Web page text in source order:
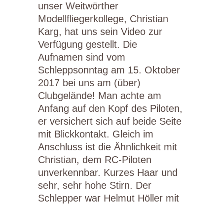
unser Weitwörther
Modellfliegerkollege, Christian
Karg, hat uns sein Video zur
Verfügung gestellt. Die
Aufnamen sind vom
Schleppsonntag am 15. Oktober
2017 bei uns am (über)
Clubgelände! Man achte am
Anfang auf den Kopf des Piloten,
er versichert sich auf beide Seite
mit Blickkontakt. Gleich im
Anschluss ist die Ähnlichkeit mit
Christian, dem RC-Piloten
unverkennbar. Kurzes Haar und
sehr, sehr hohe Stirn. Der
Schlepper war Helmut Höller mit